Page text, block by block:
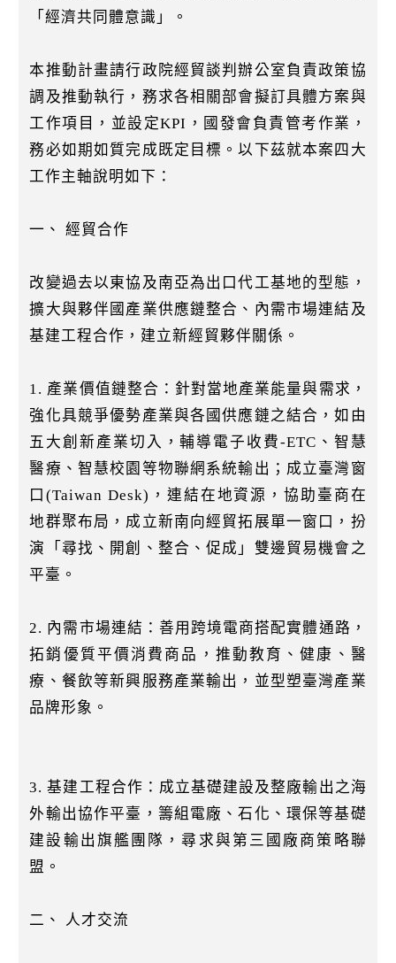
「經濟共同體意識」。
本推動計畫請行政院經貿談判辦公室負責政策協
調及推動執行，務求各相關部會擬訂具體方案與
工作項目，並設定KPI，國發會負責管考作業，
務必如期如質完成既定目標。以下茲就本案四大
工作主軸說明如下：
一、 經貿合作
改變過去以東協及南亞為出口代工基地的型態，
擴大與夥伴國產業供應鏈整合、內需市場連結及
基建工程合作，建立新經貿夥伴關係。
1. 產業價值鏈整合：針對當地產業能量與需求，
強化具競爭優勢產業與各國供應鏈之結合，如由
五大創新產業切入，輔導電子收費-ETC、智慧
醫療、智慧校園等物聯網系統輸出；成立臺灣窗
口(Taiwan Desk)，連結在地資源，協助臺商在
地群聚布局，成立新南向經貿拓展單一窗口，扮
演「尋找、開創、整合、促成」雙邊貿易機會之
平臺。
2. 內需市場連結：善用跨境電商搭配實體通路，
拓銷優質平價消費商品，推動教育、健康、醫
療、餐飲等新興服務產業輸出，並型塑臺灣產業
品牌形象。
3. 基建工程合作：成立基礎建設及整廠輸出之海
外輸出協作平臺，籌組電廠、石化、環保等基礎
建設輸出旗艦團隊，尋求與第三國廠商策略聯
盟。
二、 人才交流